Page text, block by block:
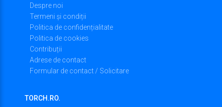
Despre noi
Termeni și condiții
Politica de confidențialitate
Politica de cookies
Contribuții
Adrese de contact
Formular de contact / Solicitare
TORCH.RO.